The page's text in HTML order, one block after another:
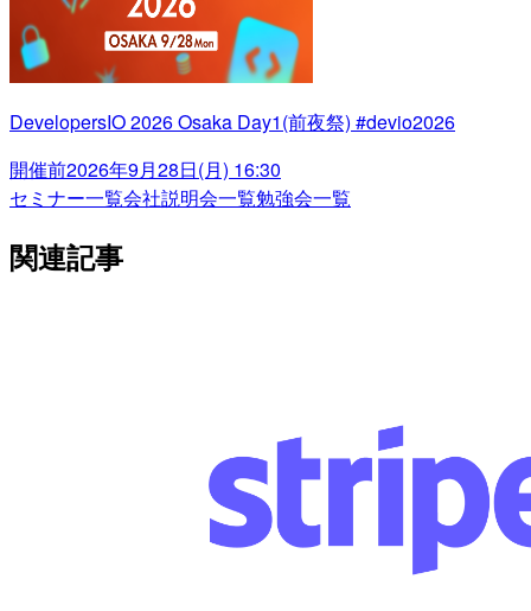
DevelopersIO 2026 Osaka Day1(前夜祭) #devio2026
開催前2026年9月28日(月) 16:30
セミナー一覧会社説明会一覧勉強会一覧
関連記事